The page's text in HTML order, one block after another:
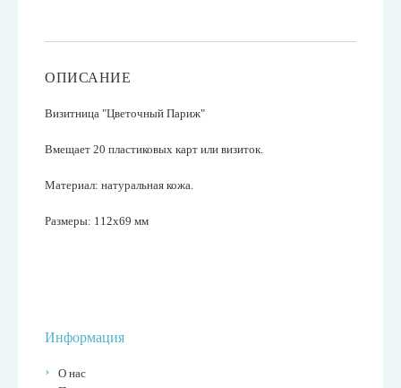
ОПИСАНИЕ
Визитница "Цветочный Париж"
Вмещает 20 пластиковых карт или визиток.
Материал: натуральная кожа.
Размеры: 112х69 мм
Информация
О нас